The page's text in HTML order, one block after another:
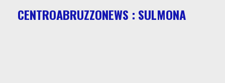
CENTROABRUZZONEWS : SULMONA